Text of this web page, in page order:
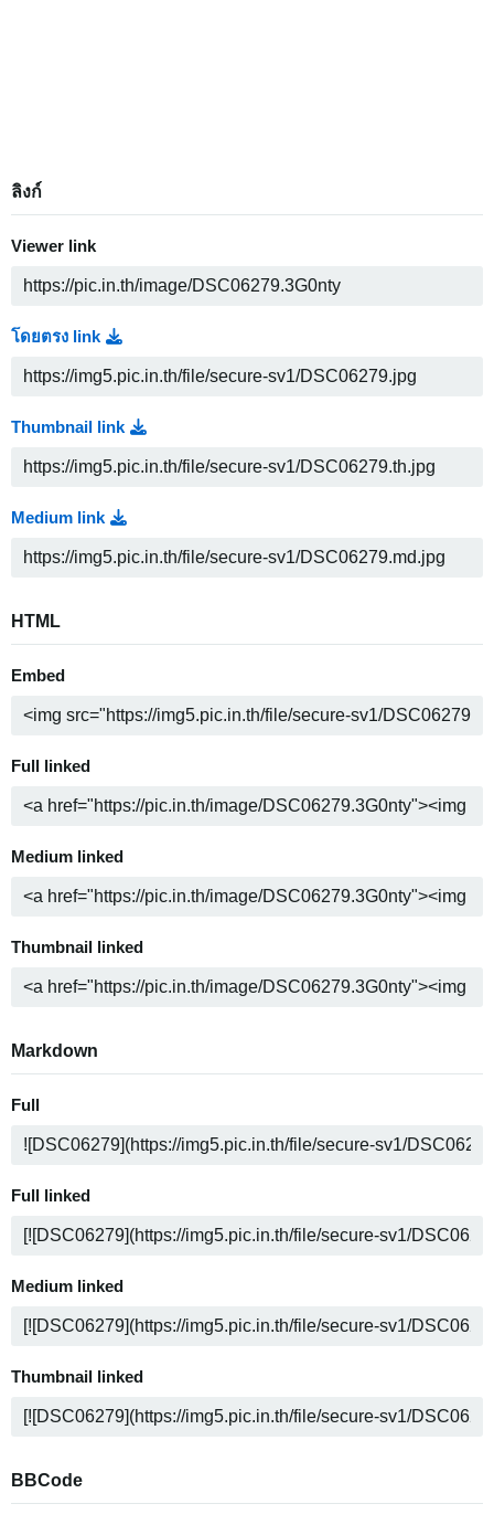
ลิงก์
Viewer link
โดยตรง link
Thumbnail link
Medium link
HTML
Embed
Full linked
Medium linked
Thumbnail linked
Markdown
Full
Full linked
Medium linked
Thumbnail linked
BBCode